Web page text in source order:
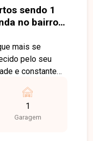
sendo 1
no bairro
mais se
pelo seu
e constante
contar com
1
Garagem